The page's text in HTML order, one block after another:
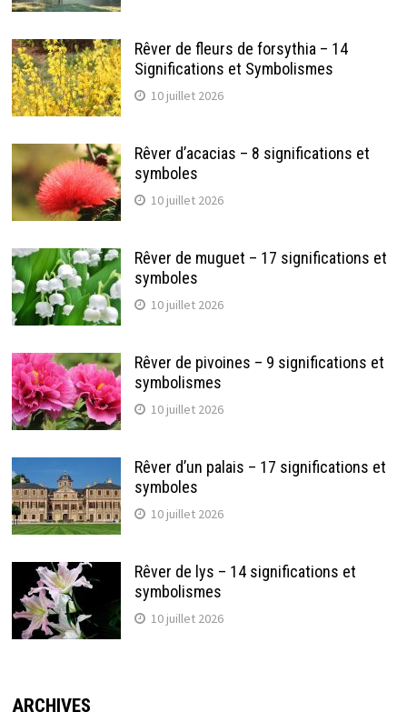
Rêver de fleurs de forsythia – 14
Significations et Symbolismes
10 juillet 2026
Rêver d’acacias – 8 significations et
symboles
10 juillet 2026
Rêver de muguet – 17 significations et
symboles
10 juillet 2026
Rêver de pivoines – 9 significations et
symbolismes
10 juillet 2026
Rêver d’un palais – 17 significations et
symboles
10 juillet 2026
Rêver de lys – 14 significations et
symbolismes
10 juillet 2026
ARCHIVES